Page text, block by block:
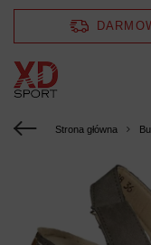
Strona główna